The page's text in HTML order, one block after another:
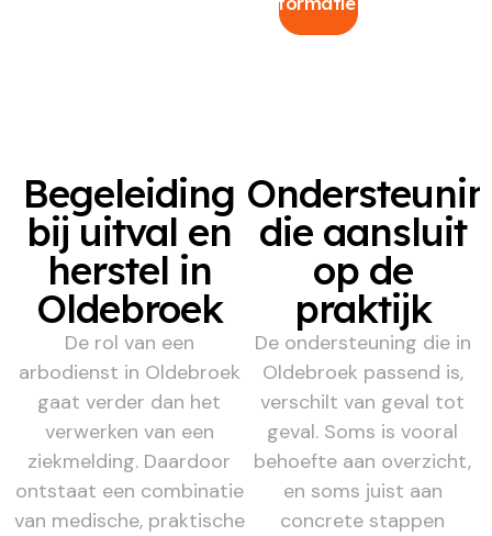
Begeleiding
bij uitval en
herstel in
Oldebroek
De rol van een
arbodienst in Oldebroek
gaat verder dan het
verwerken van een
ziekmelding. Daardoor
ontstaat een combinatie
van medische, praktische
die aansluit
op de
praktijk
De ondersteuning die in
Oldebroek passend is,
verschilt van geval tot
geval. Soms is vooral
behoefte aan overzicht,
en soms juist aan
concrete stappen